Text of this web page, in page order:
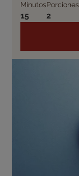
Minutos
15
Porciones
2